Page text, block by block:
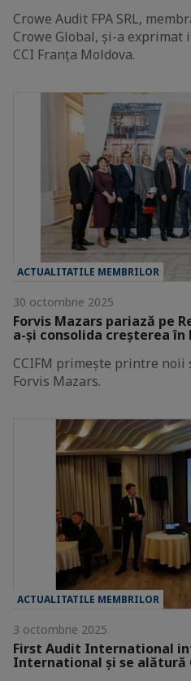
Crowe Audit FPA SRL,
Crowe Global, și-a exprimat
CCI Franța Moldova.
ACTUALITATILE MEMBRILOR
30 octombrie 2025
Forvis Mazars pariază pe
a-și consolida creșterea în
CCIFM primește printre noii
Forvis Mazars.
ACTUALITATILE MEMBRILOR
3 octombrie 2025
First Audit International
International și se alătură